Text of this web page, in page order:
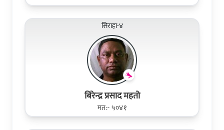
सिराहा-४
बिरेन्द्र प्रसाद महतो
मत:- ५०४१